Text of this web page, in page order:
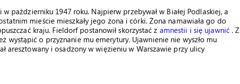
październiku 1947 roku. Najpierw przebywał w Białej Podlaskiej, a
mieście mieszkały jego żona i córki. Żona namawiała go do
kraju. Fieldorf postanowił skorzystać z amnestii i się ujawnić. Z
wystąpić o przyznanie mu emerytury. Ujawnienie nie wyszło mu
aresztowany i osadzony w więzieniu w Warszawie przy ulicy